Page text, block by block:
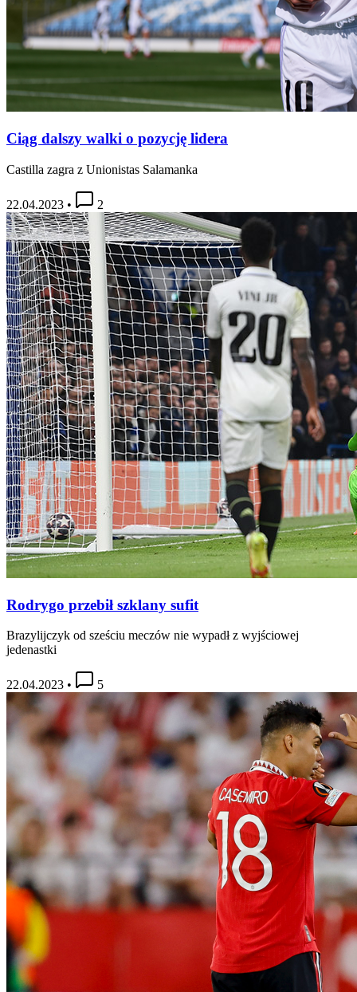
Ciąg dalszy walki o pozycję lidera
Castilla zagra z Unionistas Salamanka
22.04.2023 • 2
Rodrygo przebił szklany sufit
Brazylijczyk od sześciu meczów nie wypadł z wyjściowej
jedenastki
22.04.2023 • 5